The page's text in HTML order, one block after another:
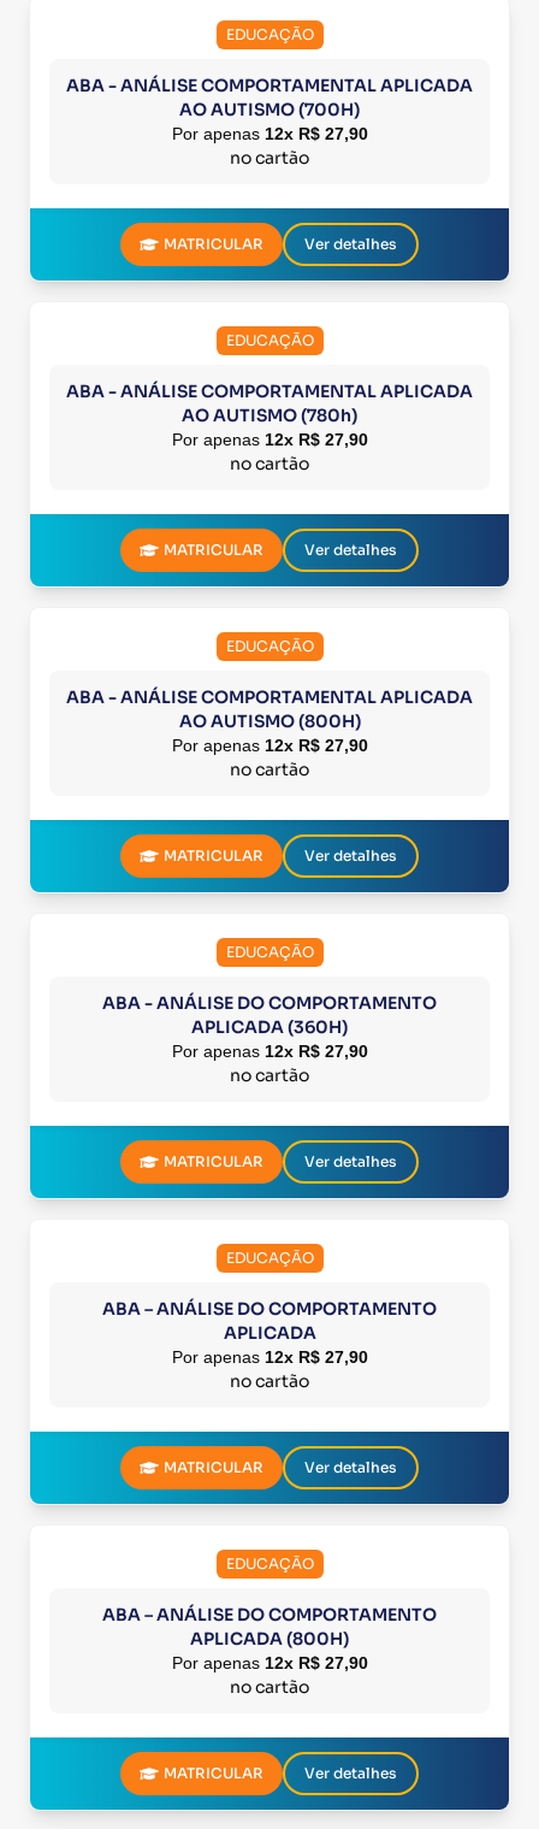
EDUCAÇÃO
ABA - ANÁLISE COMPORTAMENTAL APLICADA
AO AUTISMO (700H)
Por apenas 12x R$ 27,90
no cartão
MATRICULAR Ver detalhes
EDUCAÇÃO
ABA - ANÁLISE COMPORTAMENTAL APLICADA
AO AUTISMO (780h)
Por apenas 12x R$ 27,90
no cartão
MATRICULAR Ver detalhes
EDUCAÇÃO
ABA - ANÁLISE COMPORTAMENTAL APLICADA
AO AUTISMO (800H)
Por apenas 12x R$ 27,90
no cartão
MATRICULAR Ver detalhes
EDUCAÇÃO
ABA - ANÁLISE DO COMPORTAMENTO
APLICADA (360H)
Por apenas 12x R$ 27,90
no cartão
MATRICULAR Ver detalhes
EDUCAÇÃO
ABA – ANÁLISE DO COMPORTAMENTO
APLICADA
Por apenas 12x R$ 27,90
no cartão
MATRICULAR Ver detalhes
EDUCAÇÃO
ABA – ANÁLISE DO COMPORTAMENTO
APLICADA (800H)
Por apenas 12x R$ 27,90
no cartão
MATRICULAR Ver detalhes